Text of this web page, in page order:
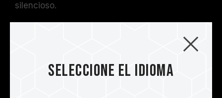
silencioso.
Seleccione el idioma